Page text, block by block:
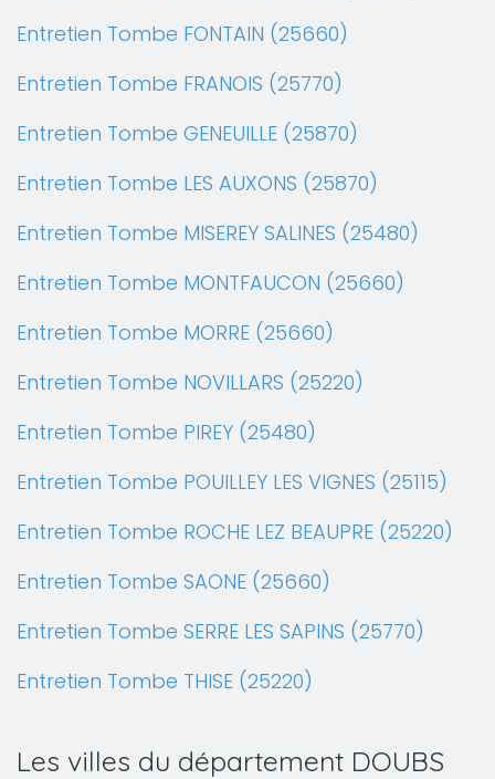
Entretien Tombe FONTAIN (25660)
Entretien Tombe FRANOIS (25770)
Entretien Tombe GENEUILLE (25870)
Entretien Tombe LES AUXONS (25870)
Entretien Tombe MISEREY SALINES (25480)
Entretien Tombe MONTFAUCON (25660)
Entretien Tombe MORRE (25660)
Entretien Tombe NOVILLARS (25220)
Entretien Tombe PIREY (25480)
Entretien Tombe POUILLEY LES VIGNES (25115)
Entretien Tombe ROCHE LEZ BEAUPRE (25220)
Entretien Tombe SAONE (25660)
Entretien Tombe SERRE LES SAPINS (25770)
Entretien Tombe THISE (25220)
Les villes du département DOUBS